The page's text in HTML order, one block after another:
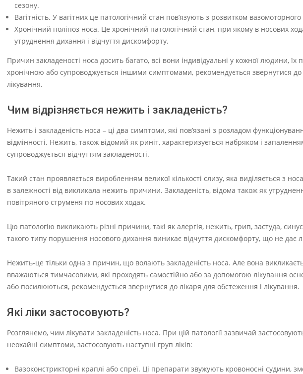
сезону.
Вагітність. У вагітних це патологічний стан пов’язують з розвитком
Хронічний поліпоз носа. Це хронічний патологічний стан, при якому в носових
утруднення дихання і відчуття дискомфорту.
Причин закладеності носа досить багато, всі вони індивідуальні у кожної людини,
хронічною або супроводжується іншими симптомами, рекомендується звернутися до
лікування.
Чим відрізняється нежить і закладеність?
Нежить і закладеність носа – ці два симптоми, які пов’язані з розладом
відмінності. Нежить, також відомий як риніт, характеризується набряком і
супроводжується відчуттям закладеності.
Такий стан проявляється виробленням великої кількості слизу, яка виділяється з
в залежності від викликала нежить причини. Закладеність, відома також як
повітряного струменя по носових ходах.
Цю патологію викликають різні причини, такі як алергія, нежить, грип, застуда,
такого типу порушення носового дихання виникає відчуття дискомфорту, що не дає
Нежить-це тільки одна з причин, що волають закладеність носа. Але вона
вважаються тимчасовими, які проходять самостійно або за допомогою лікування
або посилюються, рекомендується звернутися до лікаря для обстеження і лікування.
Які ліки застосовують?
Розглянемо, чим лікувати закладеність носа. При цій патології зазвичай
неохайні симптоми, застосовують наступні груп ліків:
Вазоконстрикторні краплі або спреї. Ці препарати звужують кровоносні судини,